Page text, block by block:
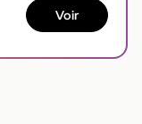
Voir